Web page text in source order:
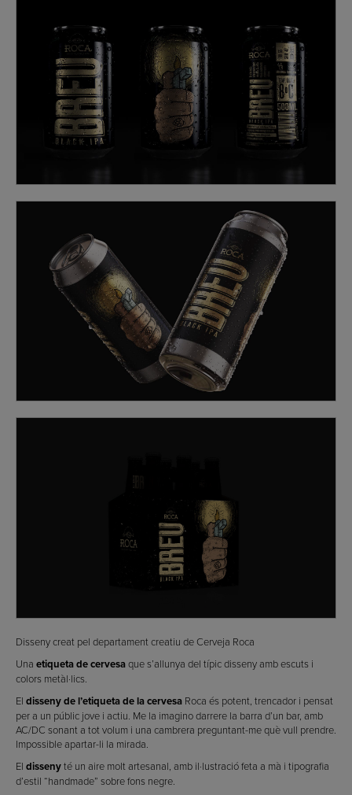
Disseny creat pel departament creatiu de Cerveja Roca
Una etiqueta de cervesaque s’allunya del típic disseny amb escuts i
colors metàl·lics.
El disseny de l’etiqueta de la cervesa Roca és potent, trencador i pensat
per a un públic jove i actiu. Me la imagino darrere la barra d’un bar, amb
AC/DC sonant a tot volum i una cambrera preguntant-me què vull prendre.
Impossible apartar-li la mirada.
El dissenyté un aire molt artesanal, amb il·lustració feta a mà i tipografia
d’estil “handmade” sobre fons negre.